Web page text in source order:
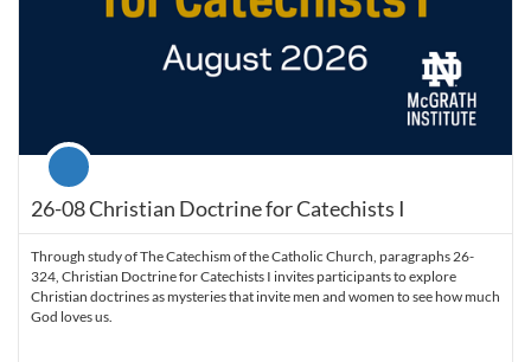
26-08 Christian Doctrine for Catechists I
Course
Through study of The Catechism of the Catholic Church, paragraphs 26-
324, Christian Doctrine for Catechists I invites participants to explore
Christian doctrines as mysteries that invite men and women to see how much
God loves us.